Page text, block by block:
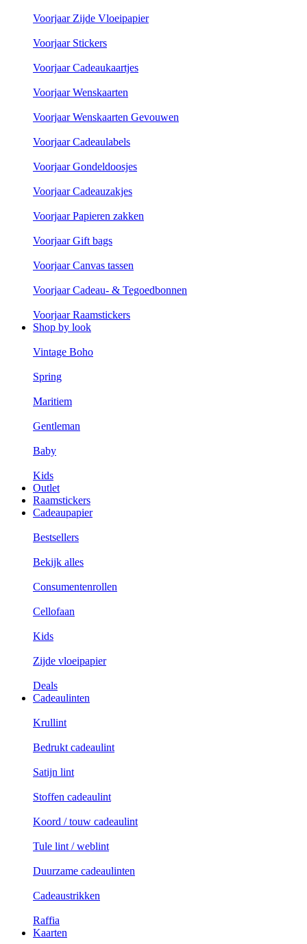
Voorjaar Zijde Vloeipapier
Voorjaar Stickers
Voorjaar Cadeaukaartjes
Voorjaar Wenskaarten
Voorjaar Wenskaarten Gevouwen
Voorjaar Cadeaulabels
Voorjaar Gondeldoosjes
Voorjaar Cadeauzakjes
Voorjaar Papieren zakken
Voorjaar Gift bags
Voorjaar Canvas tassen
Voorjaar Cadeau- & Tegoedbonnen
Voorjaar Raamstickers
Shop by look
Vintage Boho
Spring
Maritiem
Gentleman
Baby
Kids
Outlet
Raamstickers
Cadeaupapier
Bestsellers
Bekijk alles
Consumentenrollen
Cellofaan
Kids
Zijde vloeipapier
Deals
Cadeaulinten
Krullint
Bedrukt cadeaulint
Satijn lint
Stoffen cadeaulint
Koord / touw cadeaulint
Tule lint / weblint
Duurzame cadeaulinten
Cadeaustrikken
Raffia
Kaarten